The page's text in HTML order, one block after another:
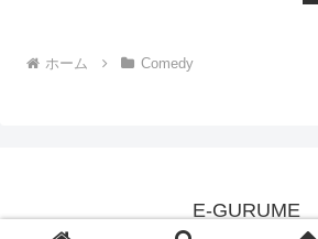
ホーム Comedy
E-GURUME